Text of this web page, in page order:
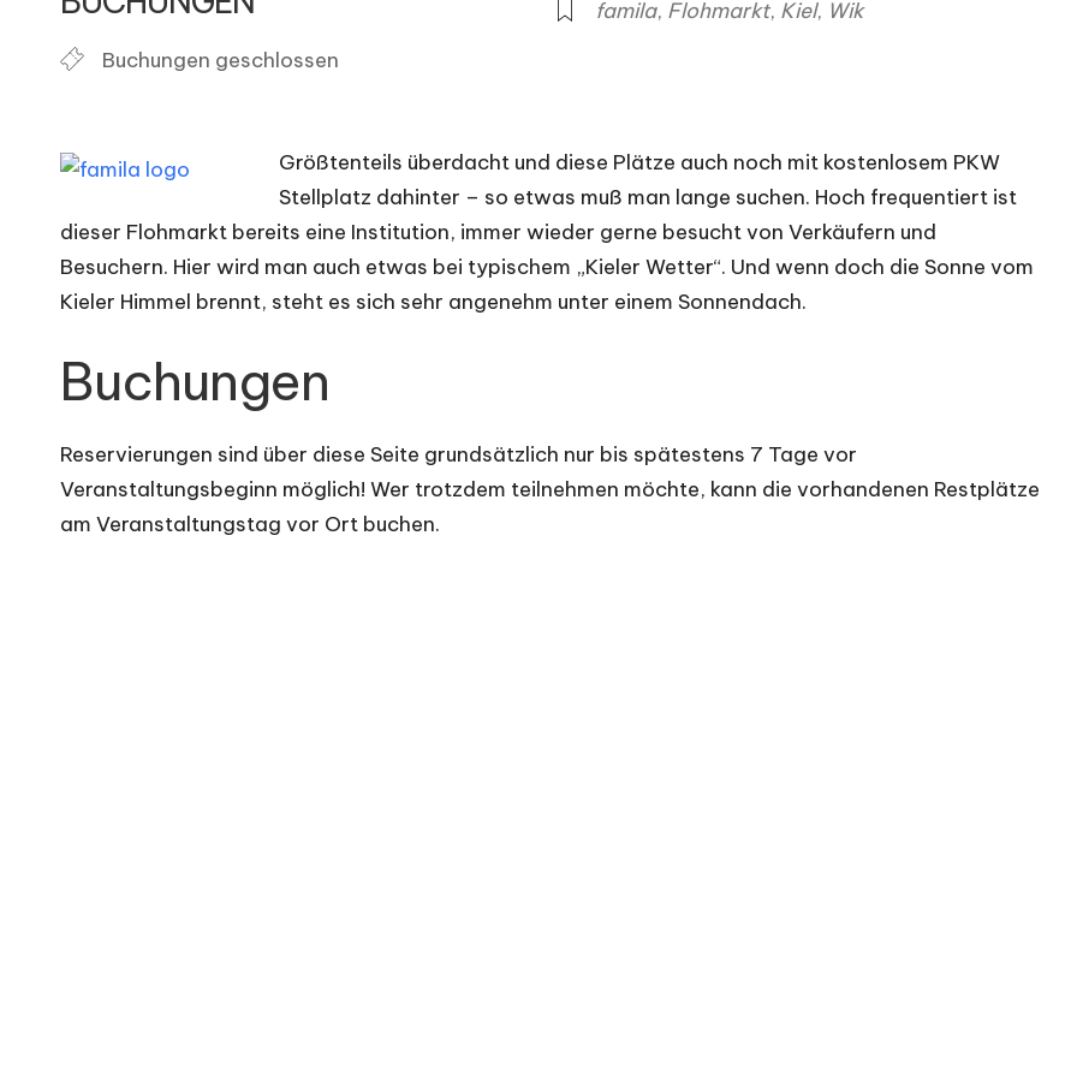
o
h
ä
r
k
t
e
Buchungen geschlossen
famila, Flohmarkt, Kiel, Wik
Größtenteils überdacht und diese Plätze auch noch mit kostenlosem PKW
Stellplatz dahinter – so etwas muß man lange suchen. Hoch frequentiert ist
dieser Flohmarkt bereits eine Institution, immer wieder gerne besucht von Verkäufern und
Besuchern. Hier wird man auch etwas bei typischem „Kieler Wetter“. Und wenn doch die Sonne vom
Kieler Himmel brennt, steht es sich sehr angenehm unter einem Sonnendach.
Buchungen
Reservierungen sind über diese Seite grundsätzlich nur bis spätestens 7 Tage vor
Veranstaltungsbeginn möglich! Wer trotzdem teilnehmen möchte, kann die vorhandenen Restplätze
am Veranstaltungstag vor Ort buchen.